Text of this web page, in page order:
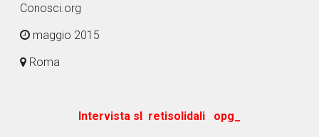
Conosci.org
maggio 2015
Roma
Intervista sl retisolidali opg_